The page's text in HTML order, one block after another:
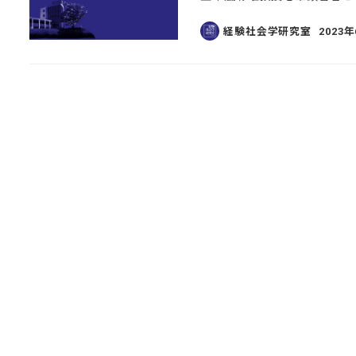
経験社会学研究室
投稿日
2023